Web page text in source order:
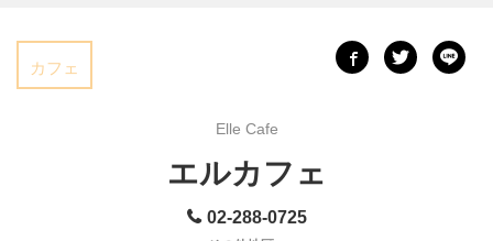
カフェ
Elle Cafe
エルカフェ
02-288-0725